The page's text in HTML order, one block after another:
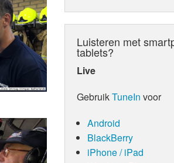
Luisteren met
tablets?
Live
GebruikTuneIn voor
Android
BlackBerry
iPhone / iPad